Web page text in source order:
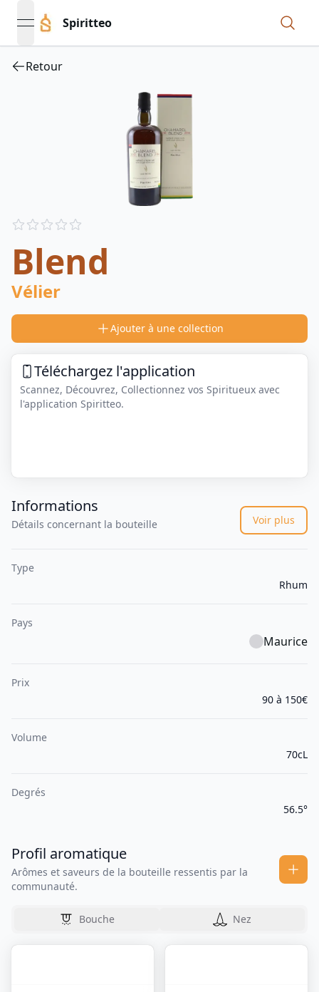
open navigation menu
Spiritteo
Retour
Reviews
Blend
Vélier
Ajouter à une collection
Téléchargez l'application
Scannez, Découvrez, Collectionnez vos Spiritueux avec
l'application Spiritteo.
Informations
Détails concernant la bouteille Voir plus
Type
Rhum
Pays
Maurice
Prix
90 à 150€
Volume
70cL
Degrés
56.5°
Profil aromatique
Arômes et saveurs de la bouteille ressentis par la
communauté.
Bouche Nez